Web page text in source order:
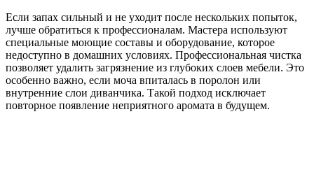
Если запах сильный и не уходит после нескольких попыток,
лучше обратиться к профессионалам. Мастера используют
специальные моющие составы и оборудование, которое
недоступно в домашних условиях. Профессиональная чистка
позволяет удалить загрязнение из глубоких слоев мебели. Это
особенно важно, если моча впиталась в поролон или
внутренние слои диванчика. Такой подход исключает
повторное появление неприятного аромата в будущем.